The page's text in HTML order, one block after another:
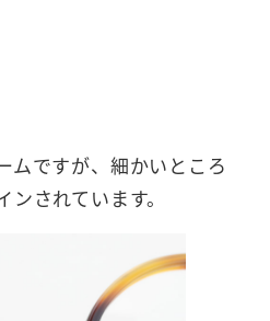
ムですが、細かいところ
されています。